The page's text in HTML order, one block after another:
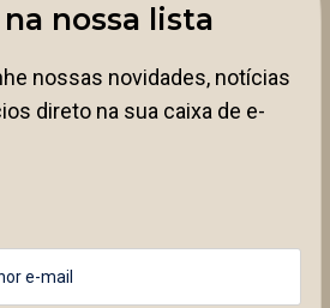
nossa lista
nossas novidades, notícias
direto na sua caixa de e-